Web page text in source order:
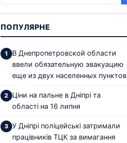
ПОПУЛЯРНЕ
В Днепропетровской области
ввели обязательную эвакуацию
еще из двух населенных пунктов
Ціни на пальне в Дніпрі та
області на 16 липня
У Дніпрі поліцейські затримали
працівників ТЦК за вимагання